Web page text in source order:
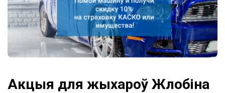
Акцыя для жыхароў Жлобіна